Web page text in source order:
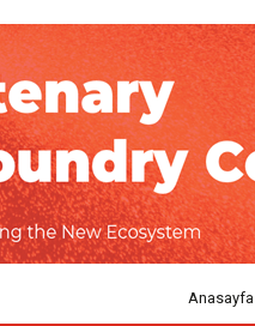
Anasayfa